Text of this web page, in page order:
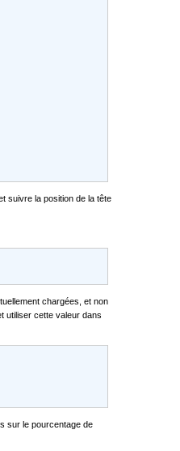
suivre la position de la tête
chargées, et non
utiliser cette valeur dans
sur le pourcentage de